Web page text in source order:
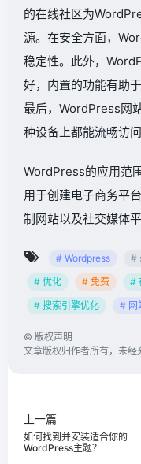
的在线社区为
源。在安全方面，
稳定性。此外，
好，内置的功能有助
最后，WordPress网
种设备上都能流畅访问
WordPress的应用范
用于创建电子商务平
制网站以及社交媒体平
# Wordpress #
# 优化
# 免费 #
# 搜索引擎优化
# 网
© 版权声明
文章版权归作者所有，未经
上一篇
如何找到并安装适合你的
WordPress主题？